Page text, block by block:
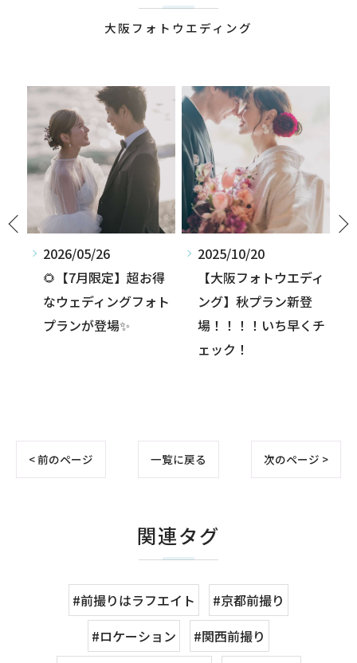
大阪フォトウエディング
2025/10/20
【大阪フォトウエディ
ング】秋プラン新登
場！！！！いち早くチ
2025/09/13
【大阪フォトウエディ
ング】私服撮影のスス
メ
< 前のページ 一覧に戻る 次のページ >
関連タグ
#前撮りはラフエイト
#京都前撮り
#ロケーション
#関西前撮り